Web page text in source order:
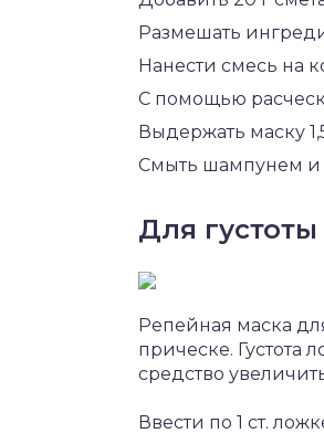
Размешать
Нанести смесь на
С помощью
Выдержать маску
Смыть шампунем и
Для густоты
Репейная маска
прическе. Густота
средство
Ввести по 1 ст.